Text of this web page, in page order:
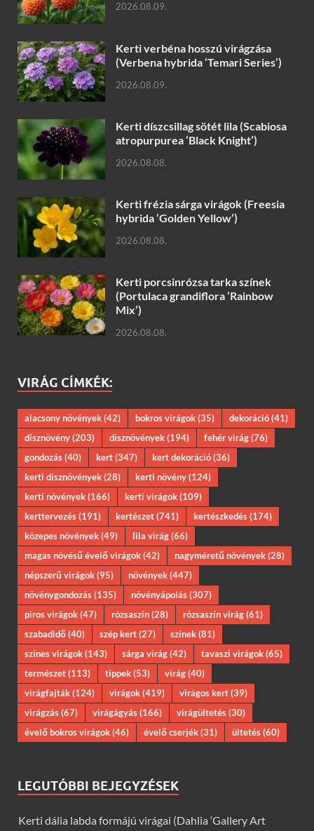
2026.08.09.
Kerti verbéna hosszú virágzása
(Verbena hybrida ‘Temari Series’)
2026.08.09.
Kerti díszcsillag sötét lila (Scabiosa
atropurpurea ‘Black Knight’)
2026.08.08.
Kerti frézia sárga virágok (Freesia
hybrida ‘Golden Yellow’)
2026.08.08.
Kerti porcsinrózsa tarka színek
(Portulaca grandiflora ‘Rainbow
Mix’)
2026.08.08.
VIRÁG CÍMKÉK:
alacsony növények(42) bokros virágok(35) dekoráció(41)
dísznövény(203) dísznövények(194) fehér virág(76)
gondozás(40) kert(347) kert dekoráció(36)
kerti dísznövények(28) kerti növény(124)
kerti növények(166) kerti virágok(109)
kerttervezés(191) kertészet(741) kertészkedés(174)
közepes növények(49) lila virág(66)
magas növésű évelő virágok(42) nagyméretű növények(28)
népszerű virágok(95) növények(447)
növénygondozás(135) növényápolás(307)
piros virágok(47) rózsaszín(28) rózsaszín virág(61)
szabadidő(40) szép kert(27) színek(81)
színes virágok(143) sárga virág(42) tavaszi virágok(65)
természet(113) tippek(53) virág(40)
virágfajták(124) virágok(419) virágos kert(39)
virágzás(67) virágágyás(166) virágültetés(30)
évelő bokros virágok(46) évelő cserjék(31) ültetés(60)
LEGUTÓBBI BEJEGYZÉSEK
Kerti dália labda formájú virágai (Dahlia ‘Gallery Art